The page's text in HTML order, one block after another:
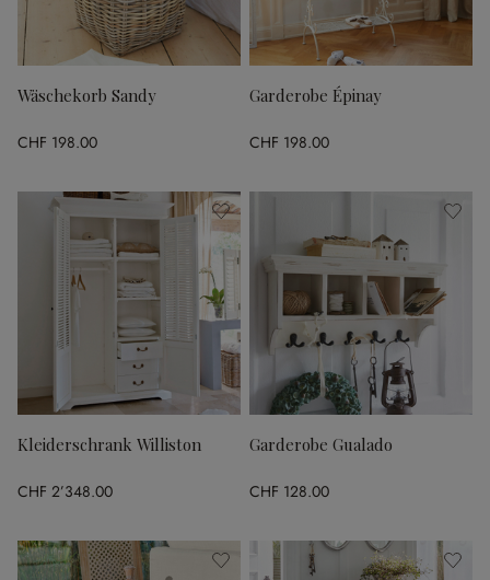
Wäschekorb Sandy
CHF 198.00
Garderobe Épinay
CHF 198.00
Kleiderschrank Williston
CHF 2’348.00
Garderobe Gualado
CHF 128.00